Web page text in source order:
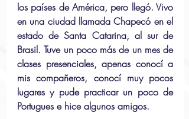
los países de América, pero llegó. Vivo
en una ciudad llamada Chapecó en el
estado de Santa Catarina, al sur de
Brasil. Tuve un poco más de un mes de
clases presenciales, apenas conocí a
mis compañeros, conocí muy pocos
lugares y pude practicar un poco de
Portugues e hice algunos amigos.